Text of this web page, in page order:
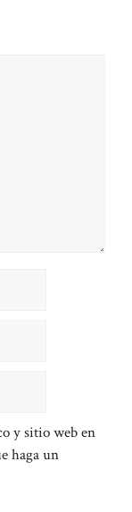
y sitio web en
haga un